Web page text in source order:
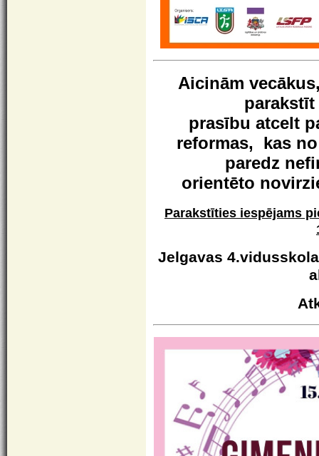
Aicinām
prasību atcelt
reformas,
kas
paredz
orientēto
Parakstīties iespējams
Jelgavas